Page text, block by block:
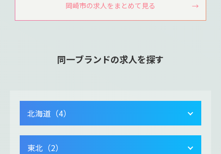
岡崎市の求人をまとめて見る
同一ブランドの求人を探す
北海道（4）
東北（2）